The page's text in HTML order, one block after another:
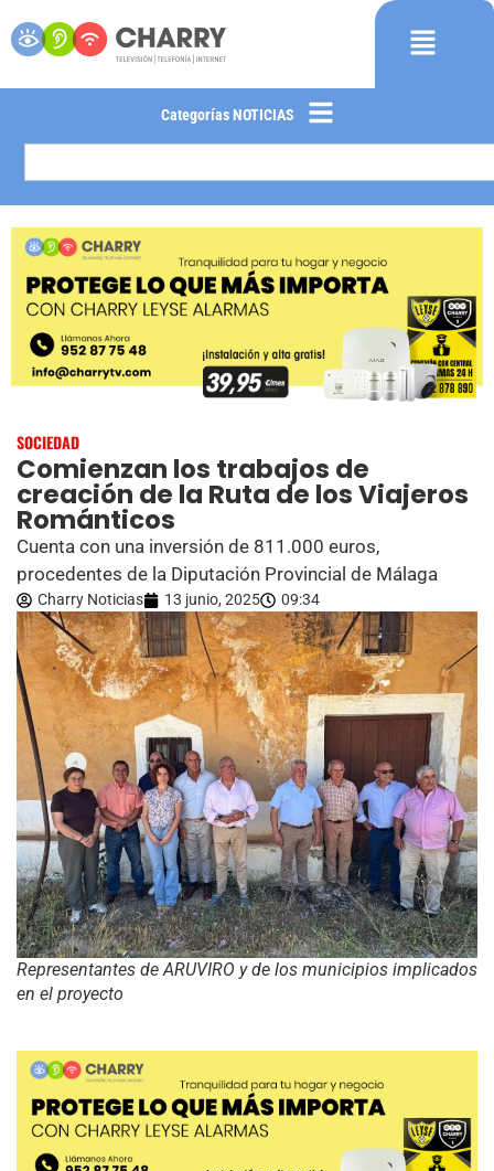
Categorías NOTICIAS
SOCIEDAD
Comienzan los trabajos de
creación de la Ruta de los Viajeros
Románticos
Cuenta con una inversión de 811.000 euros,
procedentes de la Diputación Provincial de Málaga
Charry Noticias 13 junio, 2025 09:34
Representantes de ARUVIRO y de los municipios implicados
en el proyecto